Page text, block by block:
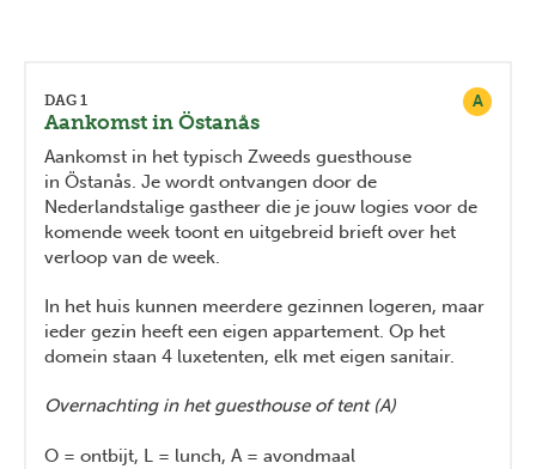
A
DAG 1
Aankomst in Östanås
Aankomst in het typisch Zweeds guesthouse
in Östanås. Je wordt ontvangen door de
Nederlandstalige gastheer die je jouw logies voor de
komende week toont en uitgebreid brieft over het
verloop van de week.
In het huis kunnen meerdere gezinnen logeren, maar
ieder gezin heeft een eigen appartement. Op het
domein staan 4 luxetenten, elk met eigen sanitair.
Overnachting in het guesthouse of tent (A)
O = ontbijt, L = lunch, A = avondmaal